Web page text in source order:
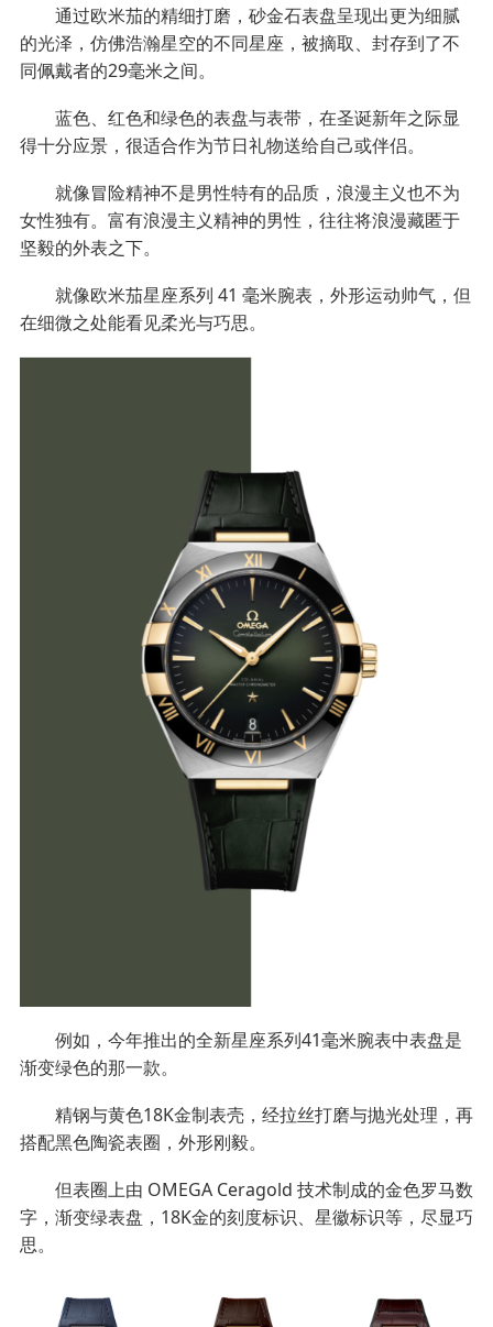
通过欧米茄的精细打磨，砂金石表盘呈现出更为细腻
的光泽，仿佛浩瀚星空的不同星座，被摘取、封存到了不
同佩戴者的29毫米之间。
蓝色、红色和绿色的表盘与表带，在圣诞新年之际显
得十分应景，很适合作为节日礼物送给自己或伴侣。
就像冒险精神不是男性特有的品质，浪漫主义也不为
女性独有。富有浪漫主义精神的男性，往往将浪漫藏匿于
坚毅的外表之下。
就像欧米茄星座系列 41 毫米腕表，外形运动帅气，但
在细微之处能看见柔光与巧思。
例如，今年推出的全新星座系列41毫米腕表中表盘是
渐变绿色的那一款。
精钢与黄色18K金制表壳，经拉丝打磨与抛光处理，再
搭配黑色陶瓷表圈，外形刚毅。
但表圈上由 OMEGA Ceragold 技术制成的金色罗马数
字，渐变绿表盘，18K金的刻度标识、星徽标识等，尽显巧
思。